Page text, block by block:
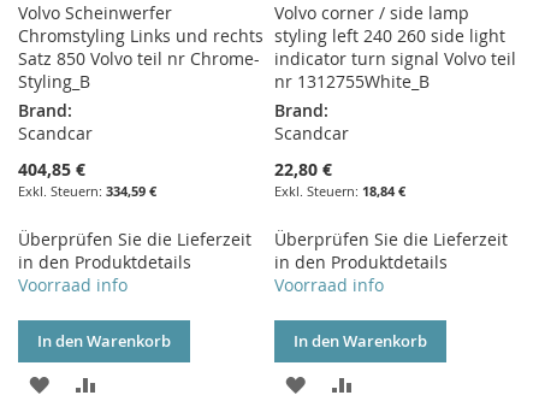
Volvo Scheinwerfer
Chromstyling Links und rechts
Satz 850 Volvo teil nr Chrome-
Styling_B
Brand:
Scandcar
404,85 €
334,59 €
Überprüfen Sie die Lieferzeit
in den Produktdetails
Voorraad info
In den Warenkorb
ZUR
Volvo corner / side lamp
styling left 240 260 side light
indicator turn signal Volvo teil
nr 1312755White_B
Brand:
Scandcar
22,80 €
18,84 €
Überprüfen Sie die Lieferzeit
in den Produktdetails
Voorraad info
In den Warenkorb
ZUR